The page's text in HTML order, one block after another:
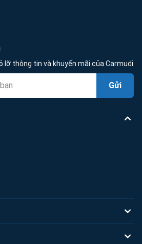
lỡ thông tin và khuyến mãi của Carmudi
Gửi